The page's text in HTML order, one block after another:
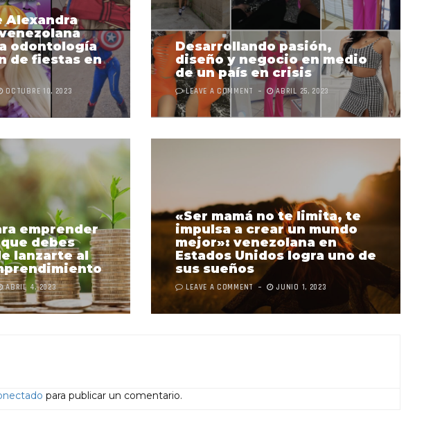
Alexandra
odontología
de fiestas en
OCTUBRE 10, 2023
Desarrollando pasión,
diseño y negocio en medio
de un país en crisis
LEAVE A COMMENT ABRIL 25, 2023
emprender
debes
lanzarte al
ABRIL 4, 2023
«Ser mamá no te limita, te
impulsa a crear un mundo
mejor»: venezolana en
Estados Unidos logra uno de
sus sueños
LEAVE A COMMENT JUNIO 1, 2023
para publicar un comentario.